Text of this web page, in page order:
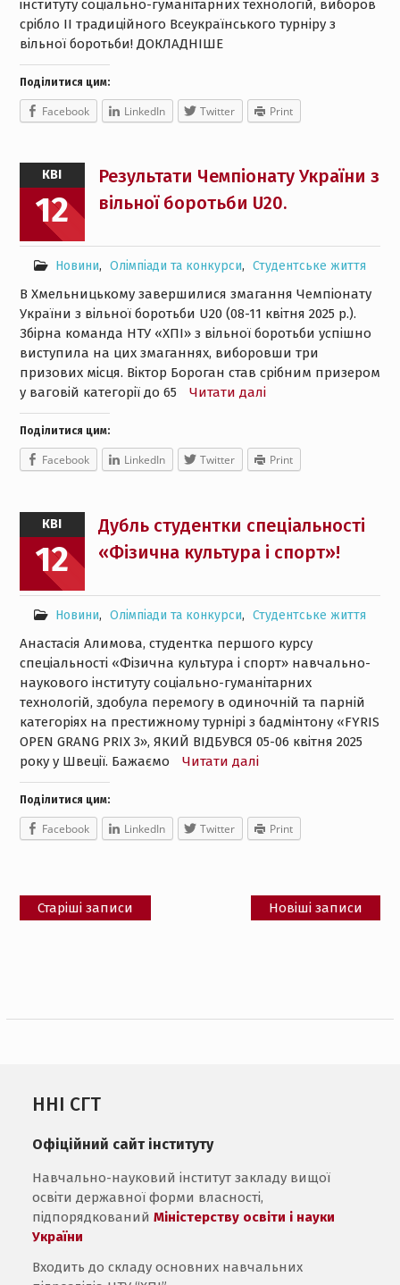
інституту соціально-гуманітарних технологій, виборов
срібло ІІ традиційного Всеукраїнського турніру з
вільної боротьби! ДОКЛАДНІШЕ
Поділитися цим:
Facebook LinkedIn Twitter Print
КВІ
12
Результати Чемпіонату України з
вільної боротьби U20.
Новини, Олімпіади та конкурси, Студентське життя
В Хмельницькому завершилися змагання Чемпіонату
України з вільної боротьби U20 (08-11 квітня 2025 р.).
Збірна команда НТУ «ХПІ» з вільної боротьби успішно
виступила на цих змаганнях, виборовши три
призових місця. Віктор Бороган став срібним призером
у ваговій категорії до 65
Читати далі
Поділитися цим:
Facebook LinkedIn Twitter Print
КВІ
12
Дубль студентки спеціальності
«Фізична культура і спорт»!
Новини, Олімпіади та конкурси, Студентське життя
Анастасія Алимова, студентка першого курсу
спеціальності «Фізична культура і спорт» навчально-
наукового інституту соціально-гуманітарних
технологій, здобула перемогу в одиночній та парній
категоріях на престижному турнірі з бадмінтону «FYRIS
OPEN GRANG PRIX 3», ЯКИЙ ВІДБУВСЯ 05-06 квітня 2025
року у Швеції. Бажаємо
Читати далі
Поділитися цим:
Facebook LinkedIn Twitter Print
Навігація
за
Старіші записи Новіші записи
ННІ СГТ
Офіційний сайт інституту
Навчально-науковий інститут закладу вищої
освіти державної форми власності,
підпорядкованийМіністерству освіти і науки
України
Входить до складу основних навчальних